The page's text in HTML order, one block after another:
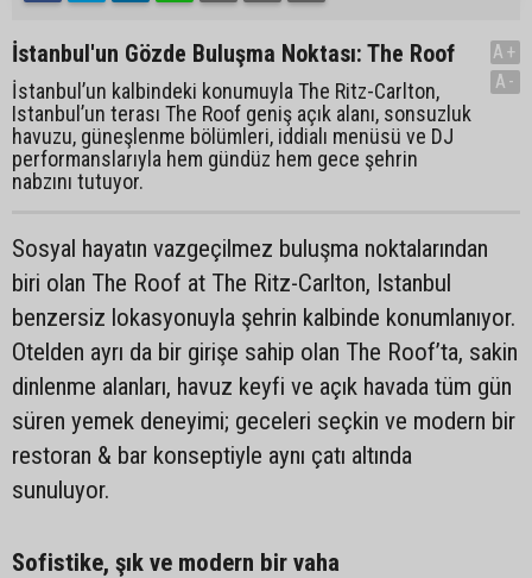
İstanbul'un Gözde Buluşma Noktası: The Roof
İstanbul’un kalbindeki konumuyla The Ritz-Carlton,
Istanbul’un terası The Roof geniş açık alanı, sonsuzluk
havuzu, güneşlenme bölümleri, iddialı menüsü ve DJ
performanslarıyla hem gündüz hem gece şehrin
nabzını tutuyor.
A+
A-
Sosyal hayatın vazgeçilmez buluşma noktalarından
biri olan The Roof at The Ritz-Carlton, Istanbul
benzersiz lokasyonuyla şehrin kalbinde konumlanıyor.
Otelden ayrı da bir girişe sahip olan The Roof’ta, sakin
dinlenme alanları, havuz keyfi ve açık havada tüm gün
süren yemek deneyimi; geceleri seçkin ve modern bir
restoran & bar konseptiyle aynı çatı altında
sunuluyor.
Sofistike, şık ve modern bir vaha